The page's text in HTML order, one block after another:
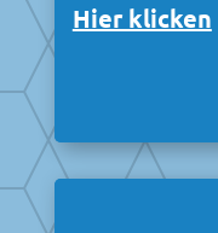
Hier klicken